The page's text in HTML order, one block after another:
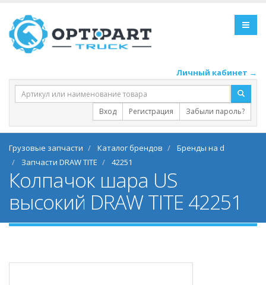
Личный кабинет →
Вход Регистрация Забыли пароль?
Грузовые запчасти Каталог брендов
Бренды на d
Запчасти DRAW TITE
42251
Колпачок шара US
высокий DRAW TITE 42251